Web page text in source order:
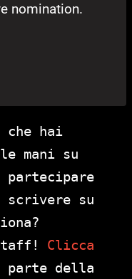
nomination.
hai
mani su
su
Clicca
parte della